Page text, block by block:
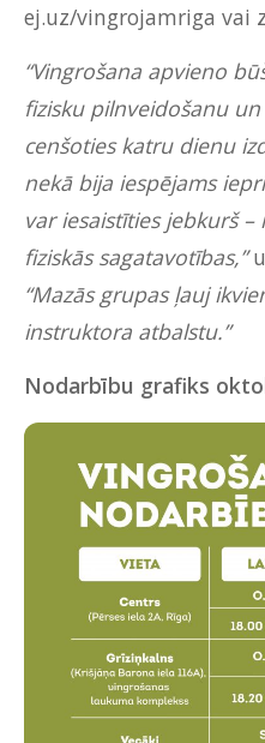
ej.uz/vingrojamriga vai
“Vingrošana apvieno
fizisku pilnveidošanu
cenšoties katru dienu
nekā bija iespējams
var iesaistīties jebkurš
fiziskās sagatavotības,”
“Mazās grupas ļauj
instruktora atbalstu.”
Nodarbību grafiks